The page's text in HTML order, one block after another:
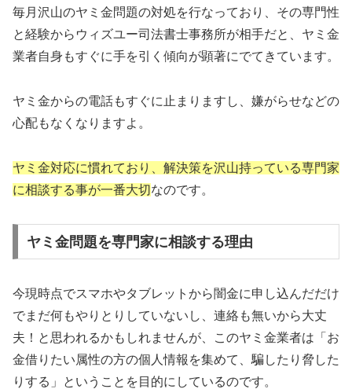
毎月沢山のヤミ金問題の対処を行なっており、その専門性
と経験からウィズユー司法書士事務所が相手だと、ヤミ金
業者自身もすぐに手を引く傾向が顕著にでてきています。
ヤミ金からの電話もすぐに止まりますし、嫌がらせなどの
心配もなくなりますよ。
ヤミ金対応に慣れており、解決策を沢山持っている専門家
に相談する事が一番大切なのです。
ヤミ金問題を専門家に相談する理由
今現時点でスマホやタブレットから闇金に申し込んだだけ
でまだ何もやりとりしていないし、連絡も無いから大丈
夫！と思われるかもしれませんが、このヤミ金業者は「お
金借りたい属性の方の個人情報を集めて、騙したり脅した
りする」ということを目的にしているのです。